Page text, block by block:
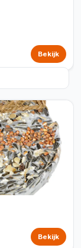
Bekijk
Bekijk